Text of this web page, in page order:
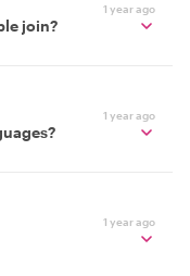
1 year ago
join?
1 year ago
1 year ago